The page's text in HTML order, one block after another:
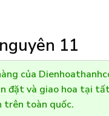
11
của
đặt và giao hoa tại
trên toàn quốc.